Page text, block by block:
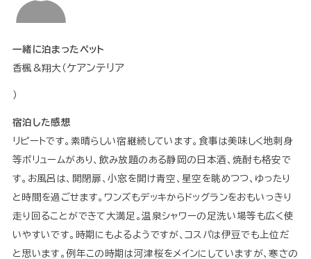
一緒に泊まったペット
香楓&翔大（ ケアンテリア
）
宿泊した感想
リピートです。素晴らしい宿継続しています。食事は美味しく地刺身
等ボリュームがあり、飲み放題のある静岡の日本酒、焼酎も格安で
す。お風呂は、開閉扉、小窓を開け青空、星空を眺めつつ、ゆったり
と時間を過ごせます。ワンズもデッキからドッグランをおもいっきり
走り回ることができて大満足。温泉シャワーの足洗い場等も広く使
いやすいです。時期にもよるようですが、コスパは伊豆でも上位だ
と思います。例年この時期は河津桜をメインにしていますが、寒さの